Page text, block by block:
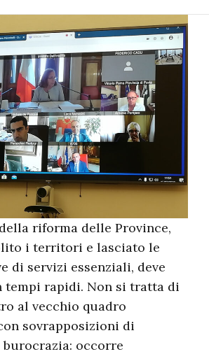
riforma delle Province,
i territori e lasciato le
di servizi essenziali, deve
tempi rapidi. Non si tratta di
al vecchio quadro
sovrapposizioni di
burocrazia: occorre